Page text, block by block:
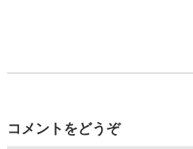
コメントをどうぞ